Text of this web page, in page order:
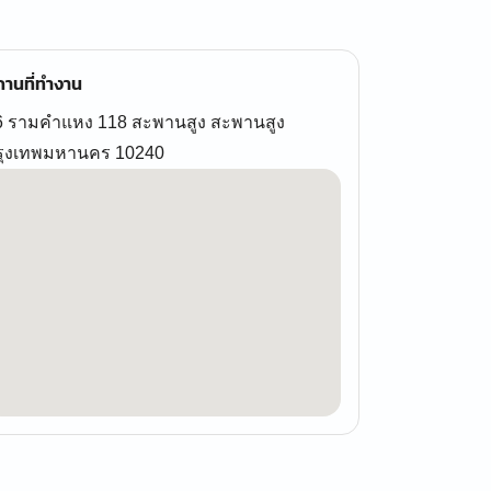
นที่ทำงาน
รามคำแหง 118 สะพานสูง สะพานสูง
งเทพมหานคร 10240